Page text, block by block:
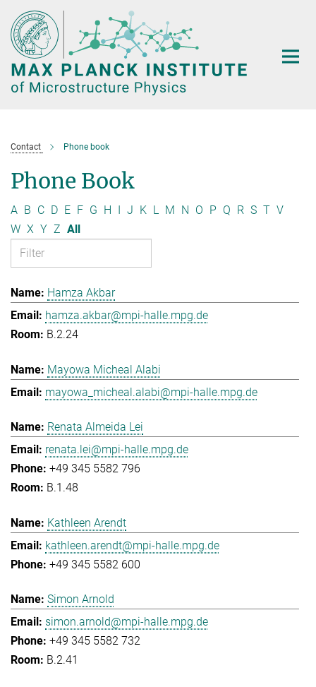
Main-
Content
Contact Phone book
Phone Book
A B C D E F G H I J K L M N O P Q R S T V
W X Y Z All
Hamza Akbar
hamza.akbar@mpi-halle.mpg.de
B.2.24
Mayowa Micheal Alabi
mayowa_micheal.alabi@mpi-halle.mpg.de
Renata Almeida Lei
renata.lei@mpi-halle.mpg.de
+49 345 5582 796
B.1.48
Kathleen Arendt
kathleen.arendt@mpi-halle.mpg.de
+49 345 5582 600
Simon Arnold
simon.arnold@mpi-halle.mpg.de
+49 345 5582 732
B.2.41